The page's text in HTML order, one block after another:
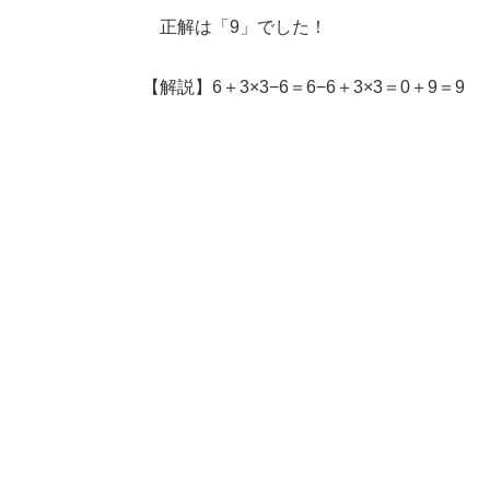
正解は「9」でした！
【解説】6＋3×3−6＝6−6＋3×3＝0＋9＝9